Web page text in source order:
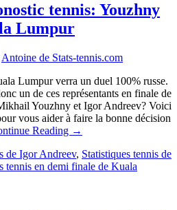
tennis: Youzhny
Lumpur
Antoine de Stats-tennis.com
Lumpur verra un duel 100% russe.
un de ces représentants en finale de
Youzhny et Igor Andreev? Voici
vous aider à faire la bonne décision
Reading →
de Igor Andreev, Statistiques tennis de
tennis en demi finale de Kuala